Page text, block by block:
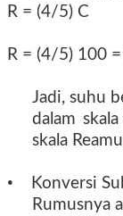
R = (4/5) C
R = (4/5) 100
Jadi, suhu
dalam
skala
•
Konversi
Rumusnya